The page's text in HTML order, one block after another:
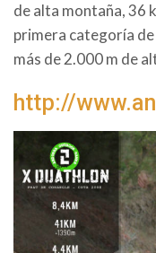
de alta montaña, 36
primera categoría de
más de 2.000 m de
http://